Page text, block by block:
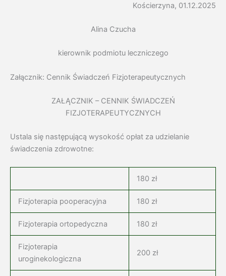
Kościerzyna, 01.12.2025
Alina Czucha
kierownik podmiotu leczniczego
Załącznik: Cennik Świadczeń Fizjoterapeutycznych
ZAŁĄCZNIK – CENNIK ŚWIADCZEŃ
FIZJOTERAPEUTYCZNYCH
Ustala się następującą wysokość opłat za udzielanie
świadczenia zdrowotne:
180 zł
Fizjoterapia pooperacyjna 180 zł
Fizjoterapia ortopedyczna 180 zł
Fizjoterapia
uroginekologiczna
200 zł